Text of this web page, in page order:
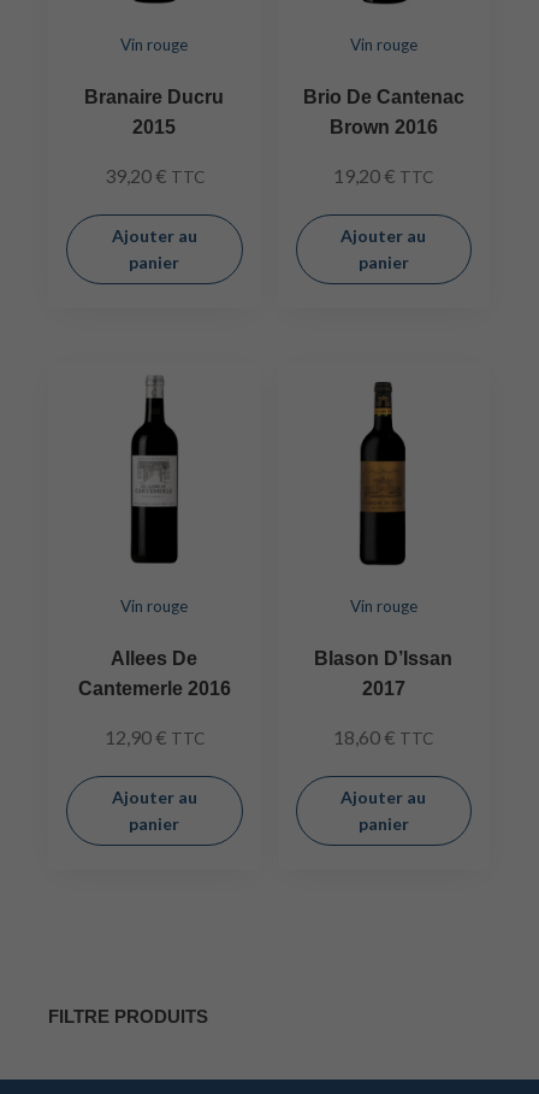
Vin rouge
Branaire Ducru
2015
39,20 € TTC
Ajouter au
panier
Vin rouge
Brio De Cantenac
Brown 2016
19,20 € TTC
Ajouter au
panier
Vin rouge
Allees De
Cantemerle 2016
12,90 € TTC
Ajouter au
panier
Vin rouge
Blason D’Issan
2017
18,60 € TTC
Ajouter au
panier
FILTRE PRODUITS